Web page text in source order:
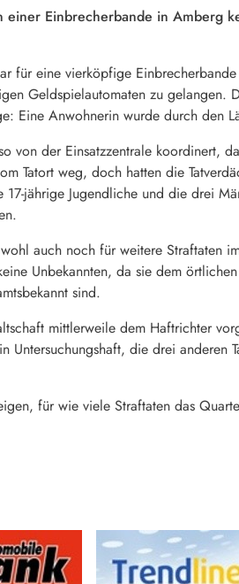
Einbrecherbande in Amberg
für eine vierköpfige
Geldspielautomaten zu
Eine Anwohnerin wurde durch den
von der Einsatzzentrale koordinert,
Tatort weg, doch hatten die
jährige Jugendliche und die drei
auch noch für weitere Straftaten
Unbekannten, da sie dem
sind.
mittlerweile dem Haftrichter
Untersuchungshaft, die drei anderen
für wie viele Straftaten das